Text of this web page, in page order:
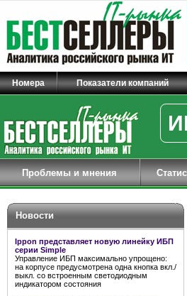
Номера Показатели компаний
Проблемы и мнения
Новости
Ippon представляет новую линейку ИБП
серии Simple
Управление ИБП максимально упрощено:
на корпусе предусмотрена одна кнопка вкл./
выкл. со встроенным светодиодным
индикатором состояния